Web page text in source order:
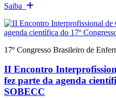
Saiba
17º Congresso Brasileiro de
II Encontro
fez parte da agenda
SOBECC